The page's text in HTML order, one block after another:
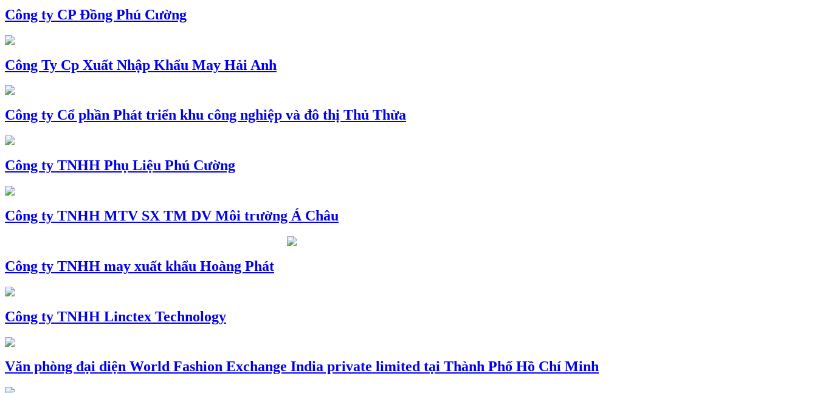
Công ty CP Đồng Phú Cường
Công Ty Cp Xuất Nhập Khẩu May Hải Anh
Công ty Cổ phần Phát triển khu công nghiệp và đô thị Thủ Thừa
Công ty TNHH Phụ Liệu Phú Cường
Công ty TNHH MTV SX TM DV Môi trường Á Châu
Công ty TNHH may xuất khẩu Hoàng Phát
Công ty TNHH Linctex Technology
Văn phòng đại diện World Fashion Exchange India private limited tại Thành Phố Hồ Chí Minh